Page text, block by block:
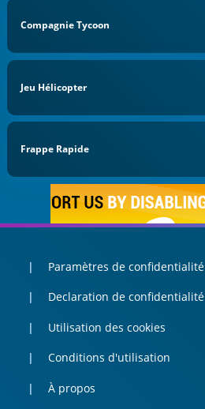
Compagnie Tycoon
Jeu Hélicopter
Frappe Rapide
Paramètres de confidentialité
Declaration de confidentialité
Utilisation des cookies
Conditions d'utilisation
À propos